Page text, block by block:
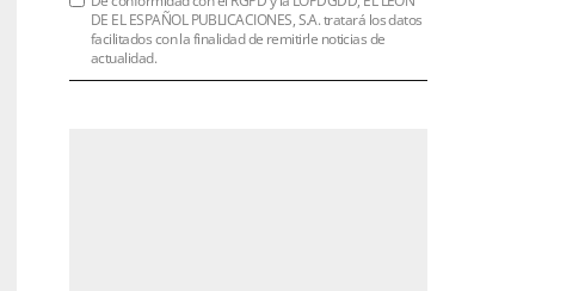
DE EL ESPAÑOL PUBLICACIONES, S.A. tratará los datos
facilitados con la finalidad de remitirle noticias de
actualidad.